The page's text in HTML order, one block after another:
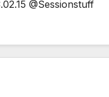
@Sessionstuff